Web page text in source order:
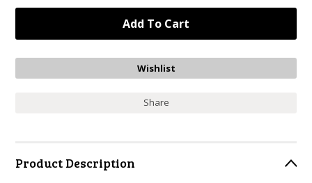
Share
Product Description